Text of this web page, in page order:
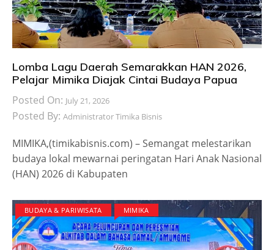
Lomba Lagu Daerah Semarakkan HAN 2026,
Pelajar Mimika Diajak Cintai Budaya Papua
Posted On: July 21, 2026
Posted By: Administrator Timika Bisnis
MIMIKA,(timikabisnis.com) – Semangat melestarikan
budaya lokal mewarnai peringatan Hari Anak Nasional
(HAN) 2026 di Kabupaten
BUDAYA & PARIWISATA MIMIKA